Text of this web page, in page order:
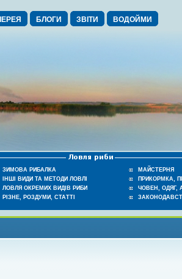
БЛОГИ ЗВІТИ ВОДОЙМИ
ЗИМОВА РИБАЛКА
ІНШІ ВИДИ ТА МЕТОДИ ЛОВЛІ
ЛОВЛЯ ОКРЕМИХ ВИДІВ РИБИ
РІЗНЕ, РОЗДУМИ, СТАТТІ
МАЙСТЕРНЯ
ПРИКОРМКА,
ЧОВЕН, ОДЯГ,